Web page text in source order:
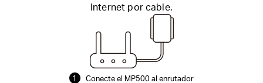
Internet por cable.
1 Conecte el MP500 al enrutador